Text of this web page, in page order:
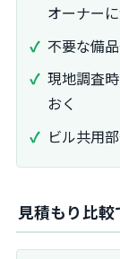
オーナー
不要な備
現地調査
おく
ビル共用
見積もり比較